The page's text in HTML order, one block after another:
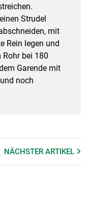
Strudel
mit
Rein legen und
bei 180
Garende mit
noch
NÄCHSTERARTIKEL